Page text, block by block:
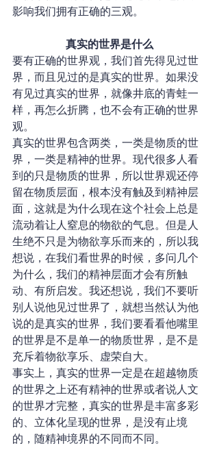
影响我们拥有正确的三观。
真实的世界是什么
要有正确的世界观，我们首先得见过世
界，而且见过的是真实的世界。如果没
有见过真实的世界，就像井底的青蛙一
样，再怎么折腾，也不会有正确的世界
观。
真实的世界包含两类，一类是物质的世
界，一类是精神的世界。现代很多人看
到的只是物质的世界，所以世界观还停
留在物质层面，根本没有触及到精神层
面，这就是为什么现在这个社会上总是
流动着让人窒息的物欲的气息。但是人
生绝不只是为物欲享乐而来的，所以我
想说，在我们看世界的时候，多问几个
为什么，我们的精神层面才会有所触
动、有所启发。我还想说，我们不要听
别人说他见过世界了，就想当然认为他
说的是真实的世界，我们要看看他嘴里
的世界是不是单一的物质世界，是不是
充斥着物欲享乐、虚荣自大。
事实上，真实的世界一定是在超越物质
的世界之上还有精神的世界或者说人文
的世界才完整，真实的世界是丰富多彩
的、立体化呈现的世界，是没有止境
的，随精神境界的不同而不同。